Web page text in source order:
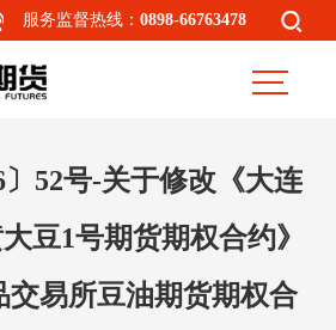
服务监督热线：0898-66763478
〕52号-关于修改《大连
豆1号期货期权合约》
交易所豆油期货期权合